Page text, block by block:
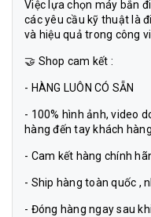
Việc lựa chọn máy bắn
các yêu cầu kỹ thuật là
và hiệu quả trong công
🤝 Shop cam kết :
- HÀNG LUÔN CÓ SẴN
- 100% hình ảnh, video
hàng đến tay khách
- Cam kết hàng chính
- Ship hàng toàn quốc ,
- Đóng hàng ngay sau